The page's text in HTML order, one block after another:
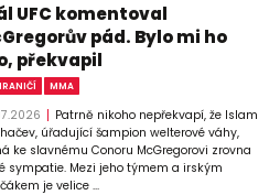
UFC komentoval
pád. Bylo mi ho
překvapil
MMA
Patrně nikoho nepřekvapí, že Islam
úřadující šampion welterové váhy,
ke slavnému Conoru McGregorovi zrovna
sympatie. Mezi jeho týmem a irským
je velice ...